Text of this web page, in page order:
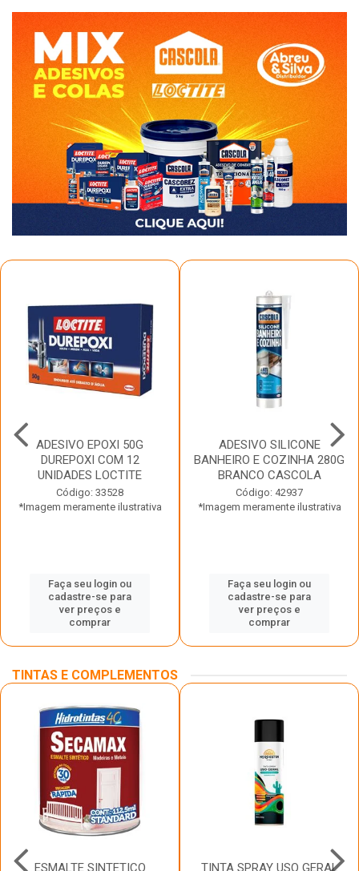
ADESIVO EPOXI 50G
DUREPOXI COM 12
UNIDADES LOCTITE
Código: 33528
*Imagem meramente ilustrativa
Faça seu login ou
cadastre-se para
ver preços e
comprar
ADESIVO SILICONE
BANHEIRO E COZINHA 280G
BRANCO CASCOLA
Código: 42937
*Imagem meramente ilustrativa
Faça seu login ou
cadastre-se para
ver preços e
comprar
TINTAS E COMPLEMENTOS
ESMALTE SINTETICO TINTA SPRAY USO GERAL